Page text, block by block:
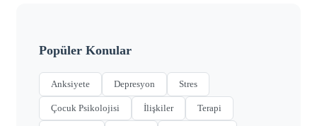
Popüler Konular
Anksiyete Depresyon Stres
Çocuk Psikolojisi İlişkiler Terapi